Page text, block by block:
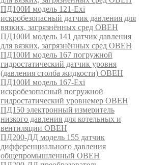
ПД100И модель 121-Exi
искробезопасный датчик давления для
вязких, загрязнённых сред ОВЕН
ПД100И модель 141 датчик давления
для вязких, загрязнённых сред ОВЕН
ПД100И модель 167 погружной
гидростатический датчик уровня
(давления столба жидкости) ОВЕН
ПД100И модель 167-Exi
искробезопасный погружной
гидростатический уровнемер ОВЕН
ПД150 электронный измеритель
низкого давления для котельных и
вентиляции ОВЕН
ПД200-ДД модель 155 датчик
дифференциального давления
общепромышленный ОВЕН